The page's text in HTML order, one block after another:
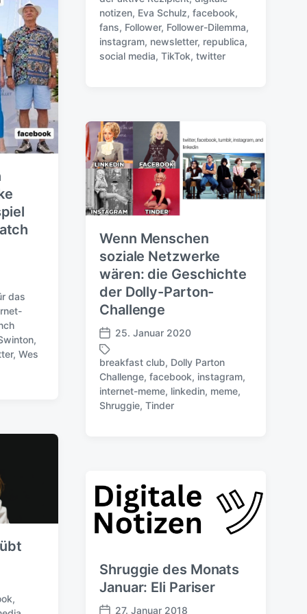
r
ö
f
f
e
i
c
h
u
n
g
s
a
u
m
S
c
h
ö
r
t
e
r
notizen, Eva Schulz,facebook,
fans, Follower, Follower-Dilemma,
instagram, newsletter, republica,
social media,TikTok,twitter
das
,
,Wes
Wenn Menschen
soziale Netzwerke
wären: die Geschichte
der Dolly-Parton-
Challenge
V
e
r
ö
f
f
i
h
u
s
d
25. Januar 2020
S
c
ö
r
t
e
breakfast club, Dolly Parton
Challenge,facebook, instagram,
internet-meme, linkedin, meme,
Shruggie,Tinder
,
Shruggie des Monats
Januar: Eli Pariser
27. Januar 2018